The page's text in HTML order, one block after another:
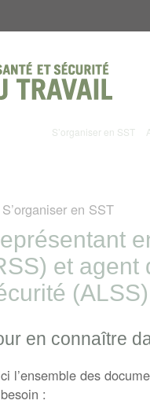
S’organiser en SST
S’organiser en SST
et agent
(ALSS)
en connaître
l’ensemble des
: